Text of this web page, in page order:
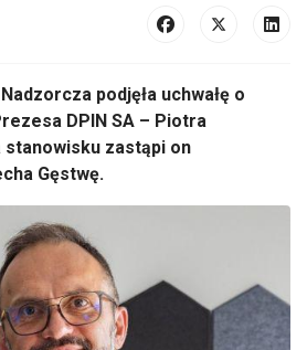
podjęła uchwałę o
DPIN SA – Piotra
stanowisku zastąpi on
Gęstwę.